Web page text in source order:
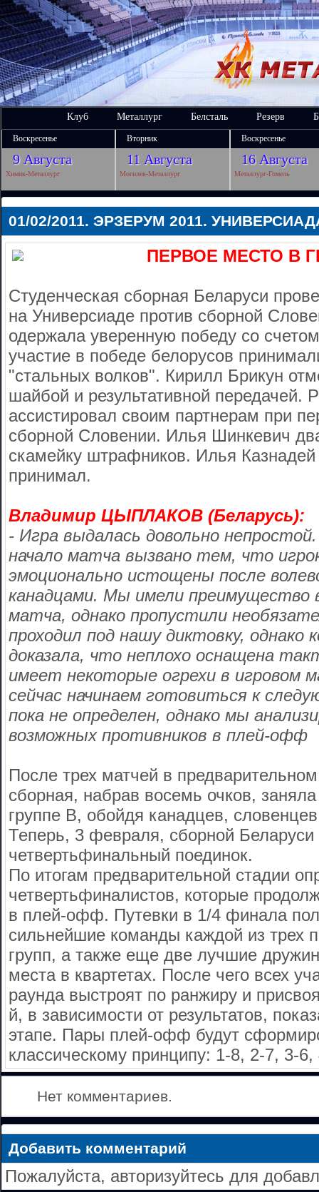
Клуб Металлург Белсталь Резерв
Воскресенье Вторник Воскресенье
9 Августа 11 Августа 16 Августа
Химик-Металлург Могилев-Металлург Металлург-Гомель
01/02/2011. ЭРЗЕРУМ 2011.
ПЕРВОЕ МЕСТО В
Студенческая сборная Беларуси
на Универсиаде против сборной
одержала уверенную победу со
участие в победе белорусов
"стальных волков". Кирилл Брикун
шайбой и результативной передачей.
ассистировал своим партнерам при
сборной Словении. Илья Шинкевич
скамейку штрафников. Илья Казнадей
принимал.
Владимир ЦЫПЛАКОВ (Беларусь):
- Игра выдалась довольно
начало матча вызвано тем, что
эмоционально истощены после
канадцами. Мы имели преимущество
матча, однако пропустили
проходил под нашу диктовку, однако
доказала, что неплохо оснащена
имеет некоторые огрехи в игровом
сейчас начинаем готовиться к
пока не определен, однако мы
возможных противников в плей-офф
После трех матчей в
сборная, набрав восемь очков,
группе В, обойдя канадцев,
Теперь, 3 февраля, сборной Беларуси
четвертьфинальный поединок.
По итогам предварительной стадии
четвертьфиналистов, которые
в плей-офф. Путевки в 1/4 финала
сильнейшие команды каждой из трех
групп, а также еще две лучшие
места в квартетах. После чего всех
раунда выстроят по ранжиру и
й, в зависимости от результатов,
этапе. Пары плей-офф будут
классическому принципу: 1-8, 2-7, 3-6,
Нет комментариев.
Добавить комментарий
Пожалуйста, авторизуйтесь для